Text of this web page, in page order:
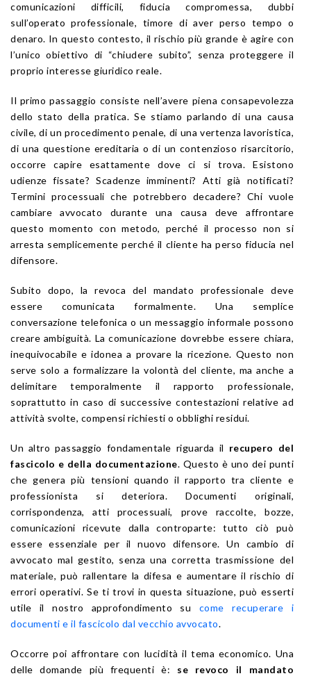
comunicazioni difficili, fiducia compromessa, dubbi
sull’operato professionale, timore di aver perso tempo o
denaro. In questo contesto, il rischio più grande è agire con
l’unico obiettivo di “chiudere subito”, senza proteggere il
proprio interesse giuridico reale.
Il primo passaggio consiste nell’avere piena consapevolezza
dello stato della pratica. Se stiamo parlando di una causa
civile, di un procedimento penale, di una vertenza lavoristica,
di una questione ereditaria o di un contenzioso risarcitorio,
occorre capire esattamente dove ci si trova. Esistono
udienze fissate? Scadenze imminenti? Atti già notificati?
Termini processuali che potrebbero decadere? Chi vuole
cambiare avvocato durante una causa deve affrontare
questo momento con metodo, perché il processo non si
arresta semplicemente perché il cliente ha perso fiducia nel
difensore.
Subito dopo, la revoca del mandato professionale deve
essere comunicata formalmente. Una semplice
conversazione telefonica o un messaggio informale possono
creare ambiguità. La comunicazione dovrebbe essere chiara,
inequivocabile e idonea a provare la ricezione. Questo non
serve solo a formalizzare la volontà del cliente, ma anche a
delimitare temporalmente il rapporto professionale,
soprattutto in caso di successive contestazioni relative ad
attività svolte, compensi richiesti o obblighi residui.
Un altro passaggio fondamentale riguarda il recupero del
fascicolo e della documentazione. Questo è uno dei punti
che genera più tensioni quando il rapporto tra cliente e
professionista si deteriora. Documenti originali,
corrispondenza, atti processuali, prove raccolte, bozze,
comunicazioni ricevute dalla controparte: tutto ciò può
essere essenziale per il nuovo difensore. Un cambio di
avvocato mal gestito, senza una corretta trasmissione del
materiale, può rallentare la difesa e aumentare il rischio di
errori operativi. Se ti trovi in questa situazione, può esserti
utile il nostro approfondimento su come recuperare i
documenti e il fascicolo dal vecchio avvocato.
Occorre poi affrontare con lucidità il tema economico. Una
delle domande più frequenti è: se revoco il mandato